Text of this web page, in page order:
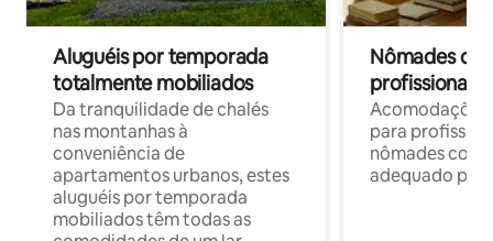
Aluguéis por temporada
totalmente mobiliados
Da tranquilidade de chalés
nas montanhas à
conveniência de
apartamentos urbanos, estes
aluguéis por temporada
mobiliados têm todas as
Nômades
profissionais
para
nômades com
adequado